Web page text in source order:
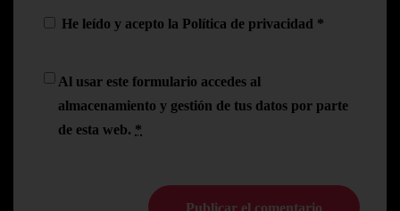
He leído y acepto la Política de privacidad *
Al usar este formulario accedes al
almacenamiento y gestión de tus datos por parte
de esta web. *